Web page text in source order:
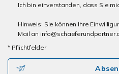
Ich bin einverstanden, dass Sie
Hinweis: Sie können Ihre
Mail an
* Pflichtfelder